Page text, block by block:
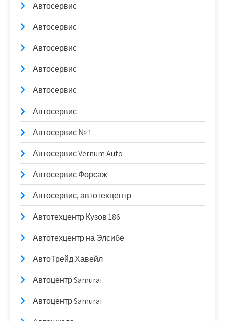
Автосервис
Автосервис
Автосервис
Автосервис
Автосервис
Автосервис
Автосервис № 1
Автосервис Vernum Auto
Автосервис Форсаж
Автосервис, автотехцентр
Автотехцентр Кузов 186
Автотехцентр на Элсибе
АвтоТрейд Хавейл
Автоцентр Samurai
Автоцентр Samurai